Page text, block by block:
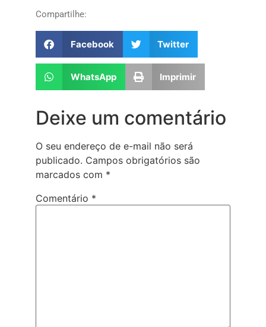
Compartilhe:
Facebook Twitter
WhatsApp Imprimir
Deixe um comentário
O seu endereço de e-mail não será
publicado. Campos obrigatórios são
marcados com *
Comentário *